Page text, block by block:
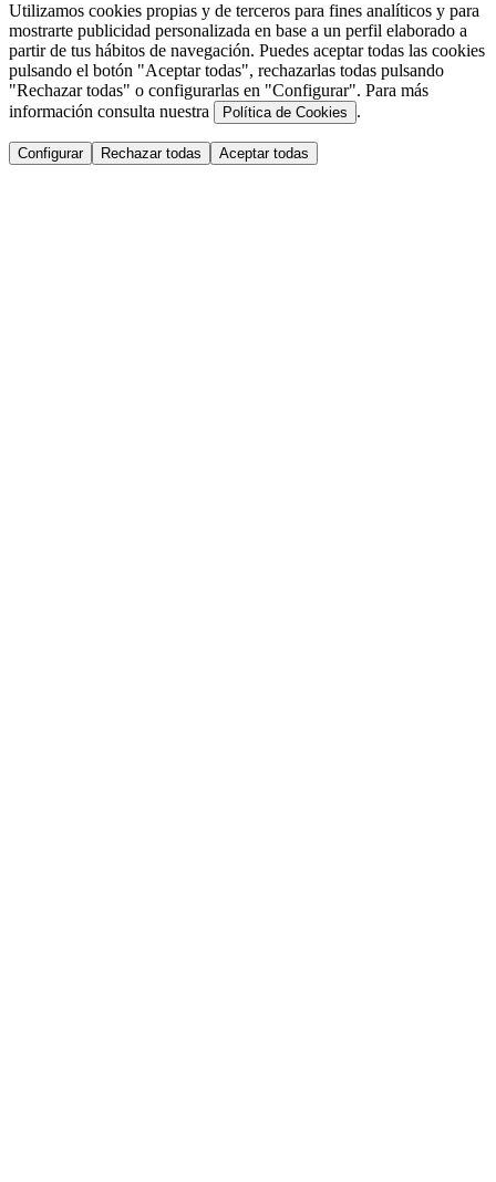
Utilizamos cookies propias y de terceros para fines analíticos y para
mostrarte publicidad personalizada en base a un perfil elaborado a
partir de tus hábitos de navegación. Puedes aceptar todas las cookies
pulsando el botón "Aceptar todas", rechazarlas todas pulsando
"Rechazar todas" o configurarlas en "Configurar". Para más
información consulta nuestra
Política de Cookies .
Configurar Rechazar todas Aceptar todas